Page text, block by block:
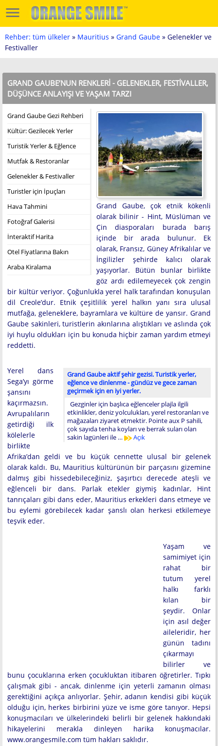
Rehber: tüm ülkeler » Mauritius » Grand Gaube » Gelenekler ve
Festivaller
GRAND GAUBE’NUN RENKLERI - GELENEKLER, FESTIVALLER,
DÜŞÜNCE ANLAYIŞI VE YAŞAM TARZI
Grand Gaube Gezi Rehberi
Kültür: Gezilecek Yerler
Turistik Yerler & Eğlence
Mutfak & Restoranlar
Gelenekler & Festivaller
Turistler için İpuçları
Hava Tahmini
Fotoğraf Galerisi
İnteraktif Harita
Otel Fiyatlarına Bakın
Araba Kiralama
Grand Gaube, çok etnik kökenli
olarak bilinir - Hint, Müslüman ve
Çin diasporaları burada barış
içinde bir arada bulunur. Ek
olarak, Fransız, Güney Afrikalılar ve
İngilizler şehirde kalıcı olarak
yaşıyorlar. Bütün bunlar birlikte
göz ardı edilemeyecek çok zengin
bir kültür veriyor. Çoğunlukla yerel halk tarafından konuşulan
dil Creole’dur. Etnik çeşitlilik yerel halkın yanı sıra ulusal
mutfağa, geleneklere, bayramlara ve kültüre de yansır. Grand
Gaube sakinleri, turistlerin akınlarına alıştıkları ve aslında çok
iyi huylu oldukları için bu konuda hiçbir zaman yardım etmeyi
reddetti.
Grand Gaube aktif şehir gezisi. Turistik yerler,
eğlence ve dinlenme - gündüz ve gece zaman
geçirmek için en iyi yerler.
Gezginler için başlıca eğlenceler plajla ilgili
etkinlikler, deniz yolculukları, yerel restoranları ve
mağazaları ziyaret etmektir. Pointe aux P sahili,
çok sayıda tenha koyları ve berrak suları olan
sakin lagünleri ile …
Açık
Yerel dans
Sega’yı görme
şansını
kaçırmazsın.
Avrupalıların
getirdiği ilk
kölelerle
birlikte
Afrika’dan geldi ve bu küçük cennette ulusal bir gelenek
olarak kaldı. Bu, Mauritius kültürünün bir parçasını gizemine
dalmış gibi hissedebileceğiniz, şaşırtıcı derecede ateşli ve
eğlenceli bir dans. Parlak etekler giymiş kadınlar, Hint
tanrıçaları gibi dans eder, Mauritius erkekleri dans etmeye ve
bu eylemi görebilecek kadar şanslı olan herkesi etkilemeye
teşvik eder.
Yaşam ve
samimiyet için
rahat bir
tutum yerel
halkı farklı
kılan bir
şeydir. Onlar
için asıl değer
aileleridir, her
günün tadını
çıkarmayı
bilirler ve
bunu çocuklarına erken çocukluktan itibaren öğretirler. Tıpkı
çalışmak gibi - ancak, dinlenme için yeterli zamanın olması
gerektiğini açıkça anlıyorlar. Şehir, adanın kendisi gibi küçük
olduğu için, herkes birbirini yüze ve isme göre tanıyor. Hepsi
konuşmacıları ve ülkelerindeki belirli bir gelenek hakkındaki
hikayelerini merakla dinleyen harika konuşmacılar.
www.orangesmile.com tüm hakları saklıdır.